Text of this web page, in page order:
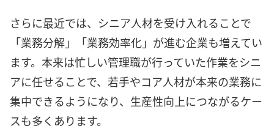
さらに最近では、シニア人材を受け入れることで
「業務分解」「業務効率化」が進む企業も増えてい
ます。本来は忙しい管理職が行っていた作業をシニ
アに任せることで、若手やコア人材が本来の業務に
集中できるようになり、生産性向上につながるケー
スも多くあります。